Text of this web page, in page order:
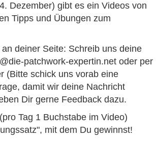
Dezember) gibt es ein Videos von
Tipps und Übungen zum
deiner Seite: Schreib uns deine
patchwork-expertin.net oder per
(Bitte schick uns vorab eine
damit wir deine Nachricht
Dir gerne Feedback dazu.
Tag 1 Buchstabe im Video)
mit dem Du gewinnst!